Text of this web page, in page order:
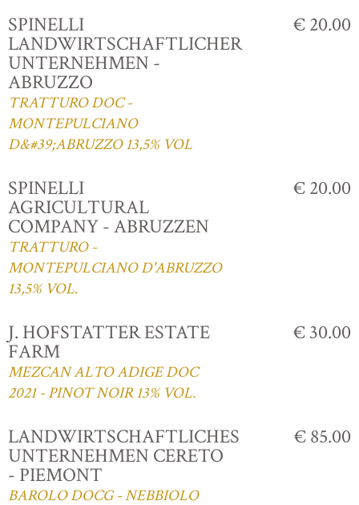
SPINELLI
LANDWIRTSCHAFTLICHER
UNTERNEHMEN -
ABRUZZO
TRATTURO DOC -
MONTEPULCIANO
D&#39;ABRUZZO 13,5% VOL
€ 20.00
SPINELLI
AGRICULTURAL
COMPANY - ABRUZZEN
TRATTURO -
MONTEPULCIANO D'ABRUZZO
13,5% VOL.
€ 20.00
J. HOFSTATTER ESTATE
FARM
MEZCAN ALTO ADIGE DOC
2021 - PINOT NOIR 13% VOL.
€ 30.00
LANDWIRTSCHAFTLICHES
UNTERNEHMEN CERETO
- PIEMONT
BAROLO DOCG - NEBBIOLO
€ 85.00